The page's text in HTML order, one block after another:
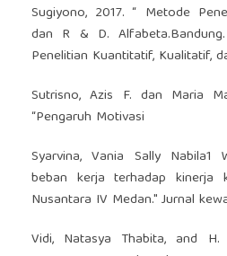
Sugiyono, 2017. “ Metode
dan R & D.
Penelitian Kuantitatif, Kualitatif,
Sutrisno, Azis F. dan Maria
“Pengaruh Motivasi
Syarvina, Vania Sally Nabila1
beban kerja terhadap kinerja
Nusantara IV Medan." Jurnal
Vidi, Natasya Thabita, and